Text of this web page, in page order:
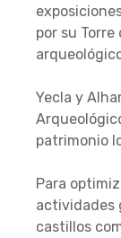
por su
Yecla y
patrimonio
Para
actividades
castillos